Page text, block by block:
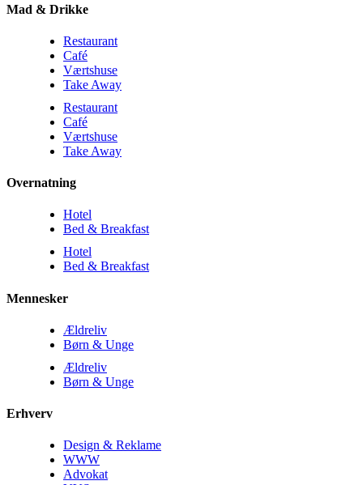
Mad & Drikke
Restaurant
Café
Værtshuse
Take Away
Restaurant
Café
Værtshuse
Take Away
Overnatning
Hotel
Bed & Breakfast
Hotel
Bed & Breakfast
Mennesker
Ældreliv
Børn & Unge
Ældreliv
Børn & Unge
Erhverv
Design & Reklame
WWW
Advokat